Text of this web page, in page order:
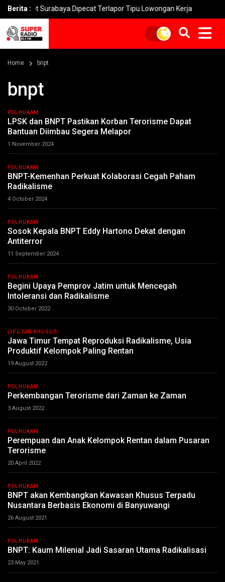
Berita :
Surabaya Dipecat Terlapor Tipu Lowongan Kerja Penipuan
Home bnpt
bnpt
POLHUKAM
LPSK dan BNPT Pastikan Korban Terorisme Dapat
Bantuan Diimbau Segera Melapor
1 November 2024
POLHUKAM
BNPT-Kemenhan Perkuat Kolaborasi Cegah Paham
Radikalisme
4 October 2024
POLHUKAM
Sosok Kepala BNPT Eddy Hartono Dekat dengan
Antiterror
11 September 2024
POLHUKAM
Begini Upaya Pemprov Jatim untuk Mencegah
Intoleransi dan Radikalisme
30 October 2022
LIPUTAN KHUSUS
Jawa Timur Tempat Reproduksi Radikalisme, Usia
Produktif Kelompok Paling Rentan
19 August 2022
POLHUKAM
Perkembangan Terorisme dari Zaman ke Zaman
3 August 2022
POLHUKAM
Perempuan dan Anak Kelompok Rentan dalam Pusaran
Terorisme
20 April 2022
POLHUKAM
BNPT akan Kembangkan Kawasan Khusus Terpadu
Nusantara Berbasis Ekonomi di Banyuwangi
26 August 2021
POLHUKAM
BNPT: Kaum Milenial Jadi Sasaran Utama Radikalisasi
23 May 2021